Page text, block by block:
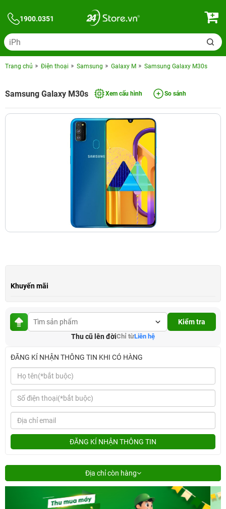
1900.0351
Trang chủ Điện thoại Samsung Galaxy M Samsung Galaxy M30s
Samsung Galaxy M30s Xem cấu hình So sánh
Khuyến mãi
Kiểm tra
Thu cũ lên đờiChỉ từLiên hệ
ĐĂNG KÍ NHẬN THÔNG TIN KHI CÓ HÀNG
ĐĂNG KÍ NHẬN THÔNG TIN
Địa chỉ còn hàng